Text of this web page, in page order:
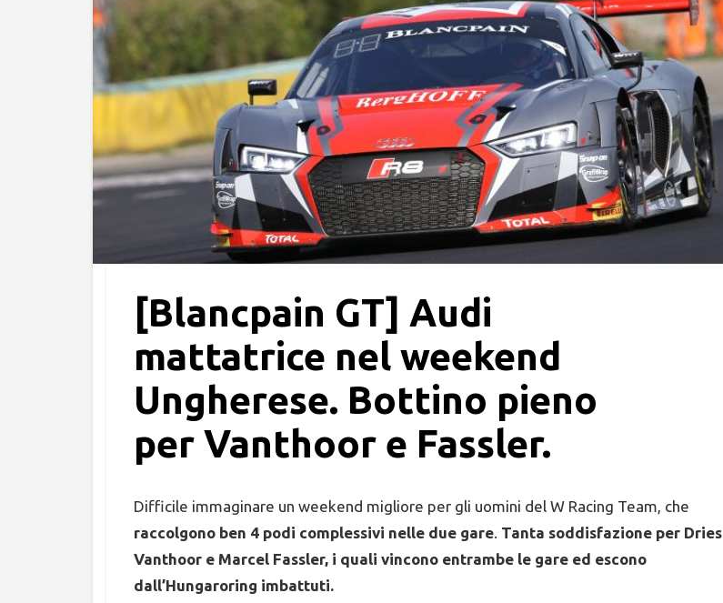
[Blancpain GT] Audi
mattatrice nel weekend
Ungherese. Bottino pieno
per Vanthoor e Fassler.
Difficile immaginare un weekend migliore per gli uomini del W Racing Team, che
raccolgono ben 4 podi complessivi nelle due gare. Tanta soddisfazione per Dries
Vanthoor e Marcel Fassler, i quali vincono entrambe le gare ed escono
dall’Hungaroring imbattuti.